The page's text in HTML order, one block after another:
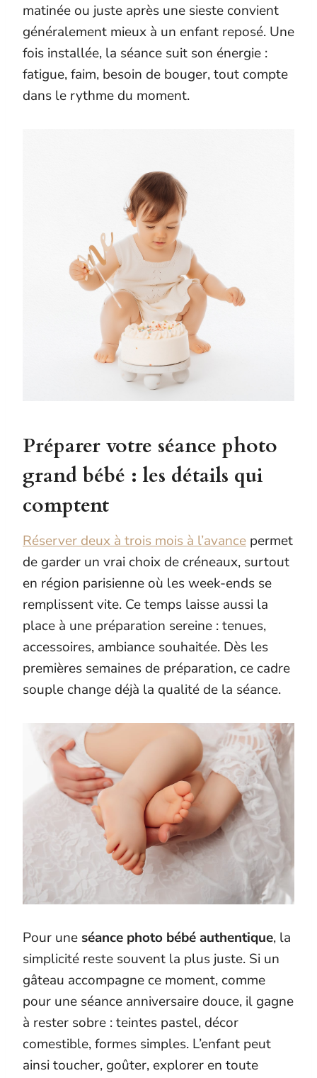
matinée ou juste après une sieste convient
généralement mieux à un enfant reposé. Une
fois installée, la séance suit son énergie :
fatigue, faim, besoin de bouger, tout compte
dans le rythme du moment.
Préparer votre séance photo
grand bébé : les détails qui
comptent
Réserver deux à trois mois à l’avance permet
de garder un vrai choix de créneaux, surtout
en région parisienne où les week-ends se
remplissent vite. Ce temps laisse aussi la
place à une préparation sereine : tenues,
accessoires, ambiance souhaitée. Dès les
premières semaines de préparation, ce cadre
souple change déjà la qualité de la séance.
Pour une séance photo bébé authentique, la
simplicité reste souvent la plus juste. Si un
gâteau accompagne ce moment, comme
pour une séance anniversaire douce, il gagne
à rester sobre : teintes pastel, décor
comestible, formes simples. L’enfant peut
ainsi toucher, goûter, explorer en toute